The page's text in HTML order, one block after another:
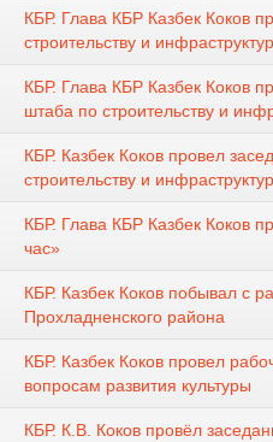
КБР. Глава КБР Казбек Коков
строительству и
КБР. Глава КБР Казбек Коков
штаба по строительству и
КБР. Казбек Коков провел
строительству и
КБР. Глава КБР Казбек Коков
час»
КБР. Казбек Коков побывал с
Прохладненского района
КБР. Казбек Коков провел
вопросам развития культуры
КБР. К.В. Коков провёл